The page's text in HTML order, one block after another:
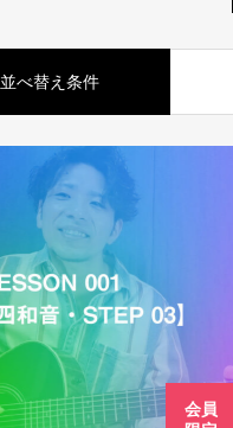
並べ替え条件